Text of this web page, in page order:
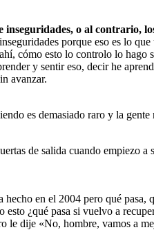
inseguridades, o al contrario,
porque eso es lo
cómo esto lo controlo lo
y sentir eso, decir he
avanzar.
es demasiado raro y la
de salida cuando empiezo
en el 2004 pero qué pasa,
¿qué pasa si vuelvo a
dije «No, hombre, vamos a